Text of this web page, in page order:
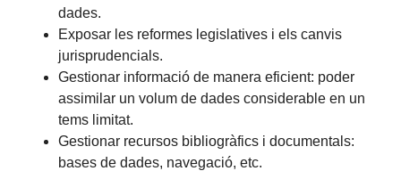
dades.
Exposar les reformes legislatives i els canvis
jurisprudencials.
Gestionar informació de manera eficient: poder
assimilar un volum de dades considerable en un
tems limitat.
Gestionar recursos bibliogràfics i documentals:
bases de dades, navegació, etc.